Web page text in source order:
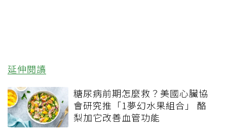
延伸閱讀
糖尿病前期怎麼救？美國心臟協
會研究推「1夢幻水果組合」 酪
梨加它改善血管功能